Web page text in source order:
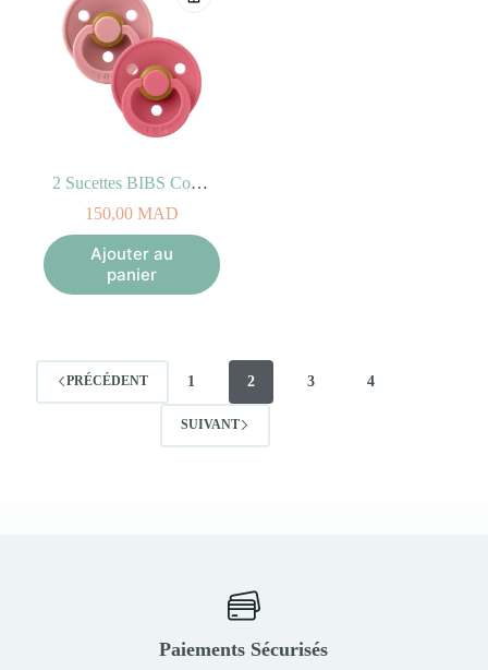
2 Sucettes BIBS Colour Symetric Dusty Pink / Coral (6-18mois)
150,00 MAD
Ajouter au
panier
PRÉCÉDENT 1 2 3 4
SUIVANT
Paiements Sécurisés